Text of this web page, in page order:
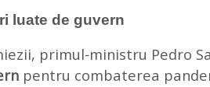
luate de guvern
primul-ministru Pedro
pentru combaterea